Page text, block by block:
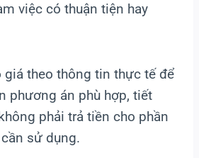
việc có thuận tiện hay
giá theo thông tin thực tế để
phương án phù hợp, tiết
phải trả tiền cho phần
sử dụng.